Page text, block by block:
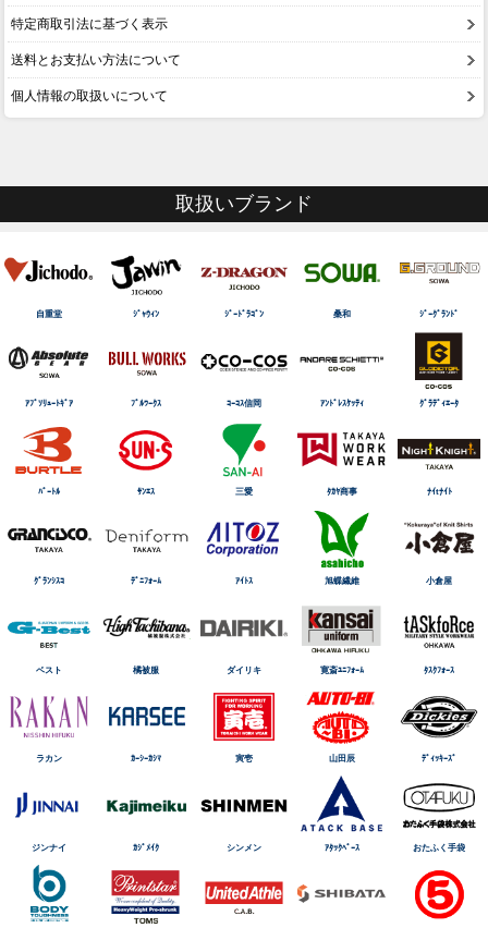
特定商取引法に基づく表示
送料とお支払い方法について
個人情報の取扱いについて
取扱いブランド
自重堂 ｼﾞｬｳｨﾝ ｼﾞｰﾄﾞﾗｺﾞﾝ 桑和 ｼﾞｰｸﾞﾗﾝﾄﾞ
ｱﾌﾞｿﾘｭｰﾄｷﾞｱ ﾌﾞﾙﾜｰｸｽ ｺｰｺｽ信岡 ｱﾝﾄﾞﾚｽｹｯﾃｨ ｸﾞﾗﾃﾞｨｴｰﾀ
ﾊﾞｰﾄﾙ ｻﾝｴｽ 三愛 ﾀｶﾔ商事 ﾅｲtﾅｲﾄ
ｸﾞﾗﾝｼｽｺ ﾃﾞﾆﾌｫｰﾑ ｱｲﾄｽ 旭蝶繊維 小倉屋
ベスト 橘被服 ダイリキ 寛斎ﾕﾆﾌｫｰﾑ ﾀｽｸﾌｫｰｽ
ラカン ｶｰｼｰｶｼﾏ 寅壱 山田辰 ﾃﾞｨｯｷｰｽﾞ
ジンナイ ｶｼﾞﾒｲｸ シンメン ｱﾀｯｸﾍﾞｰｽ おたふく手袋